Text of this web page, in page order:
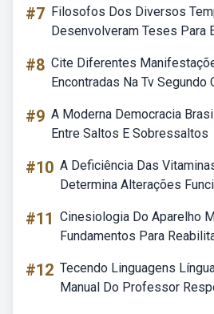
#7 Filosofos Dos Diversos
Desenvolveram Teses Para
#8 Cite Diferentes
Encontradas Na Tv Segundo
#9 A Moderna Democracia
Entre Saltos E Sobressaltos
#10 A Deficiência Das
Determina Alterações
#11 Cinesiologia Do Aparelho
Fundamentos Para
#12 Tecendo Linguagens
Manual Do Professor